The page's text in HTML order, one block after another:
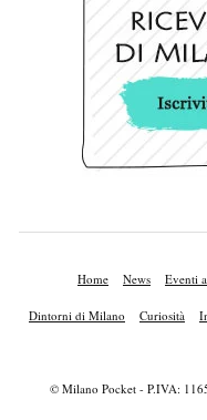
Home News Eventi
Dintorni di Milano Curiosità
© Milano Pocket - P.IVA: